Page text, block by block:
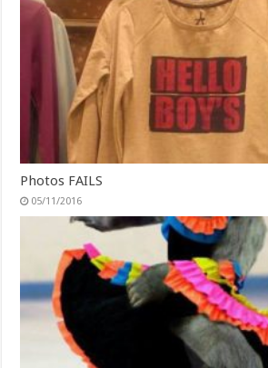
Photos FAILS
05/11/2016